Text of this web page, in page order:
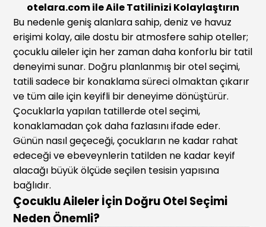
Çocuklu Aileler İçin Doğru Otel Seçimi
Neden Önemli?
Çocuklarla yapılan tatillerde otel seçimi,
konaklamadan çok daha fazlasını ifade eder.
Günün nasıl geçeceği, çocukların ne kadar rahat
edeceği ve ebeveynlerin tatilden ne kadar keyif
alacağı büyük ölçüde seçilen tesisin yapısına
bağlıdır.
Bu nedenle geniş alanlara sahip, deniz ve havuz
erişimi kolay, aile dostu bir atmosfere sahip oteller;
çocuklu aileler için her zaman daha konforlu bir tatil
deneyimi sunar. Doğru planlanmış bir otel seçimi,
tatili sadece bir konaklama süreci olmaktan çıkarır
ve tüm aile için keyifli bir deneyime dönüştürür.
otelara.com ile Aile Tatilinizi Kolaylaştırın